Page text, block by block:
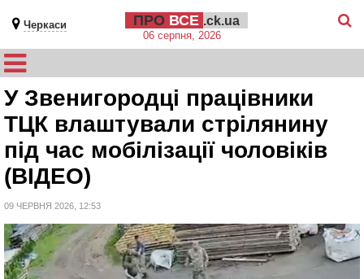
Черкаси ПРО ВСЕ .ck.ua
06 серпня, 2026
У Звенигородці працівники
ТЦК влаштували стрілянину
під час мобілізації чоловіків
(ВІДЕО)
09 ЧЕРВНЯ 2026, 12:53